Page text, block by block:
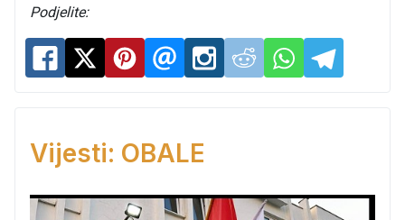
Podjelite:
Vijesti: OBALE